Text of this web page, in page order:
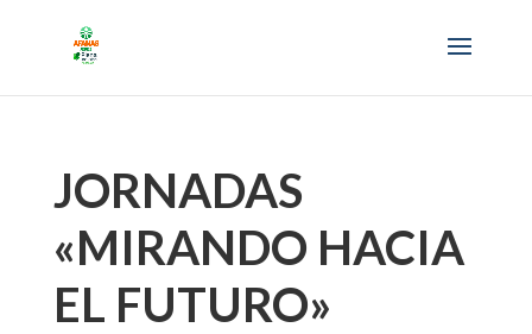
JORNADAS
«MIRANDO HACIA
EL FUTURO»